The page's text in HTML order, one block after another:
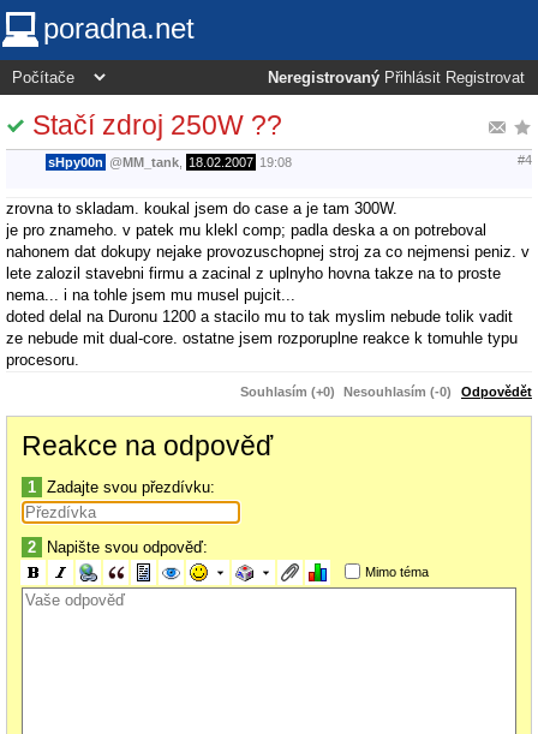
poradna.net
Neregistrovaný Přihlásit Registrovat
Stačí zdroj 250W ??
sHpy00n @MM_tank 18.02.2007 19:08 #4
zrovna to skladam. koukal jsem do case a je tam 300W.
je pro znameho. v patek mu klekl comp; padla deska a on potreboval
nahonem dat dokupy nejake provozuschopnej stroj za co nejmensi peniz. v
lete zalozil stavebni firmu a zacinal z uplnyho hovna takze na to proste
nema... i na tohle jsem mu musel pujcit...
doted delal na Duronu 1200 a stacilo mu to tak myslim nebude tolik vadit
ze nebude mit dual-core. ostatne jsem rozporuplne reakce k tomuhle typu
procesoru.
Souhlasím (+0) Nesouhlasím (-0) Odpovědět
Reakce na odpověď
1 Zadajte svou přezdívku:
2 Napište svou odpověď:
Mimo téma